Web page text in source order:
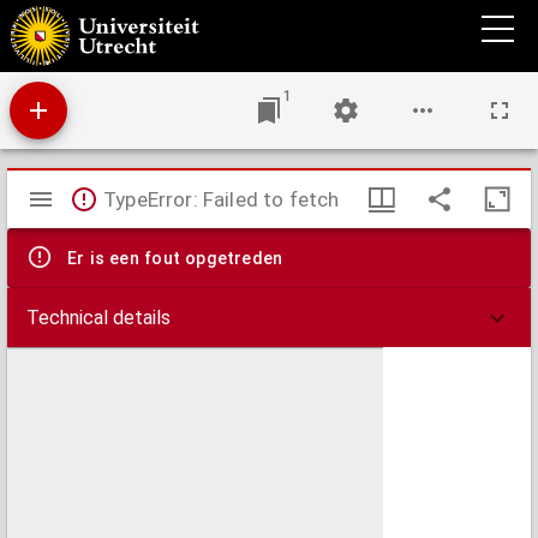
Disputatio juridica inauguralis de arbitris compromissariis
1
Mirador
viewer
TypeError: Failed to fetch
Er is een fout opgetreden
Technical details